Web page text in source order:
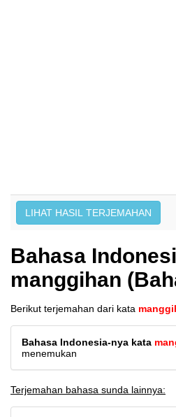
Bahasa
manggihan
Berikut terjemahan dari kata
Bahasa Indonesia-nya kata
menemukan
Terjemahan bahasa sunda lainnya: